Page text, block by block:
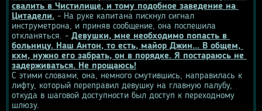
свалить в Чистилище, и тому подобное заведение на
Цитадели. - На руке капитана пискнул сигнал
инструметрона, и приняв сообщение, она поспешила
откланяться. - Девушки, мне необходимо попасть в
больницу. Наш Антон, то есть, майор Джин... В общем,
кхм, нужно его забрать, он в порядке. Я постараюсь не
задерживаться. Не прощаюсь!
С этими словами, она, немного смутившись, направилась к
лифту, который переправил девушку на главную палубу,
откуда в шаговой доступности был доступ к переходному
шлюзу.